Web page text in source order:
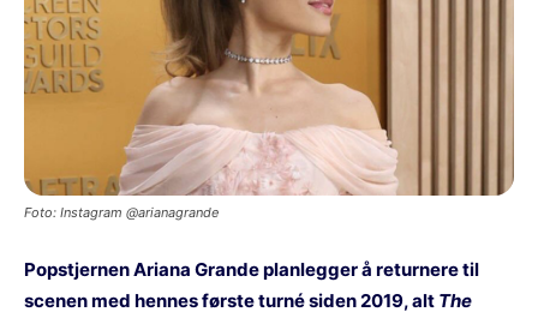
Foto: Instagram @arianagrande
Popstjernen Ariana Grande planlegger å returnere til
scenen med hennes første turné siden 2019, alt The